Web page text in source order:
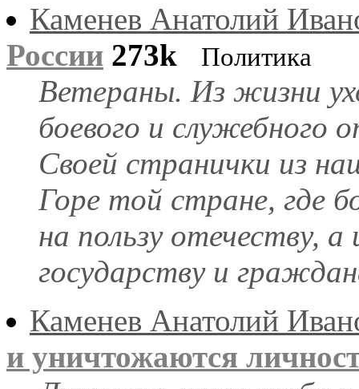
Каменев Анатолий
России 273k Политика
Ветераны. Из жизни
боевого и служебного
Своей странички из
Горе той стране, где
на пользу отечеству, а
государству и
Каменев Анатолий
и уничтожаются